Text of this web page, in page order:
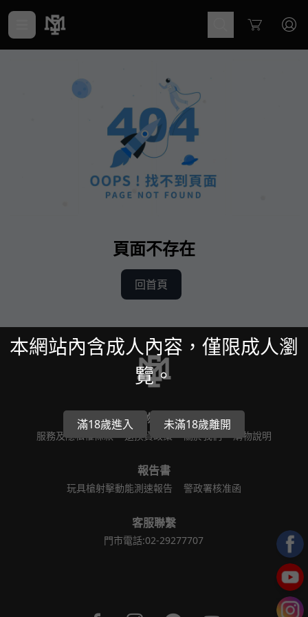
Cart
頁面不存在
回首頁
購物需知
服務及隱私權條款 退換貨政策 關於我們 購物說明
報告書
玩具槍射擊動能測速報告 警政署核准函
客服聯繫
門市電話:02-29277707
本網站內含成人內容，僅限成人瀏
覽。
滿18歲進入 未滿18歲離開